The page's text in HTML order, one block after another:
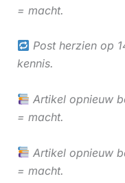
= macht.
Post herzien op
kennis.
Artikel opnieuw
= macht.
Artikel opnieuw
= macht.